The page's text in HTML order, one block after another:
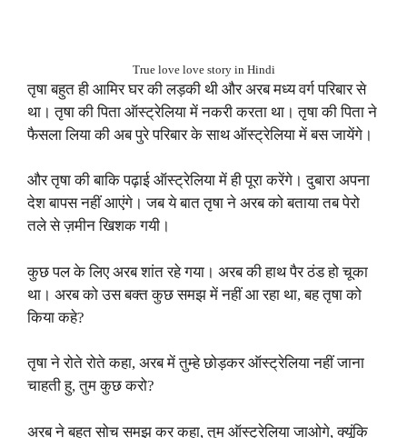
True love love story in Hindi
तृषा बहुत ही आमिर घर की लड़की थी और अरब मध्य वर्ग परिबार से
था। तृषा की पिता ऑस्ट्रेलिया में नकरी करता था। तृषा की पिता ने
फैसला लिया की अब पुरे परिबार के साथ ऑस्ट्रेलिया में बस जायेंगे।
और तृषा की बाकि पढ़ाई ऑस्ट्रेलिया में ही पूरा करेंगे। दुबारा अपना
देश बापस नहीं आएंगे। जब ये बात तृषा ने अरब को बताया तब पेरो
तले से ज़मीन खिशक गयी।
कुछ पल के लिए अरब शांत रहे गया। अरब की हाथ पैर ठंड हो चूका
था। अरब को उस बक्त कुछ समझ में नहीं आ रहा था, बह तृषा को
किया कहे?
तृषा ने रोते रोते कहा, अरब में तुम्हे छोड़कर ऑस्ट्रेलिया नहीं जाना
चाहती हु, तुम कुछ करो?
अरब ने बहुत सोच समझ कर कहा, तुम ऑस्ट्रेलिया जाओगे, क्यूंकि